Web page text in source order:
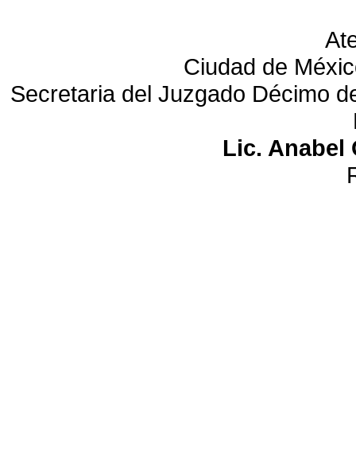
Ciudad de
Secretaria del Juzgado Décimo
Lic. Anabel